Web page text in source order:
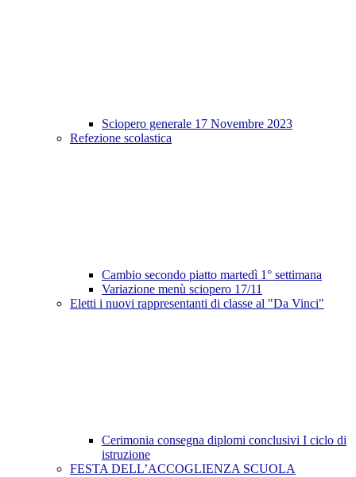
Sciopero generale 17 Novembre 2023
Refezione scolastica
Cambio secondo piatto martedì 1° settimana
Variazione menù sciopero 17/11
Eletti i nuovi rappresentanti di classe al "Da Vinci"
Cerimonia consegna diplomi conclusivi I ciclo di
istruzione
FESTA DELL’ACCOGLIENZA SCUOLA